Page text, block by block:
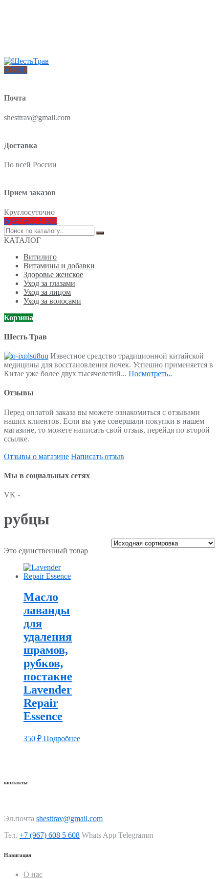
MENU
Почта
shesttrav@gmail.com
Доставка
По всей России
Прием заказов
Круглосуточно
8(967)608-5-608
Поиск
по:
КАТАЛОГ
Витилиго
Витамины и добавки
Здоровье женское
Уход за глазами
Уход за лицом
Уход за волосами
Корзина
Шесть Трав
Известное средство традиционной китайской
медицины для восстановления почек. Успешно применяется в
Китае уже более двух тысячелетий... Посмотреть..
Отзывы
Перед оплатой заказа вы можете ознакомиться с отзывами
наших клиентов. Если вы уже совершали покупки в нашем
магазине, то можете написать свой отзыв, перейдя по второй
ссылке.
Отзывы о магазине Написать отзыв
Мы в социальных сетях
VK -
рубцы
Это единственный товар
Масло
лаванды
для
удаления
шрамов,
рубков,
постакне
Lavender
Repair
Essence
350 ₽ Подробнее
контакты
Эл.почта shesttrav@gmail.com
Тел. +7 (967) 608 5 608 Whats App Telegramm
Навигация
О нас